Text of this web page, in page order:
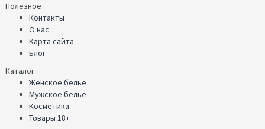
Полезное
Контакты
О нас
Карта сайта
Блог
Каталог
Женское белье
Мужское белье
Косметика
Товары 18+